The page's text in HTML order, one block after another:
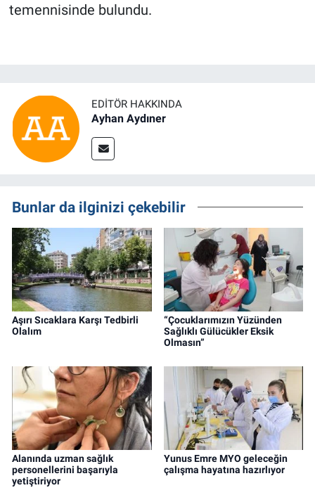
temennisinde bulundu.
EDITÖR HAKKINDA
Ayhan Aydıner
Bunlar da ilginizi çekebilir
Aşırı Sıcaklara Karşı Tedbirli
Olalım
“Çocuklarımızın Yüzünden
Sağlıklı Gülücükler Eksik
Olmasın”
Alanında uzman sağlık
personellerini başarıyla
yetiştiriyor
Yunus Emre MYO geleceğin
çalışma hayatına hazırlıyor